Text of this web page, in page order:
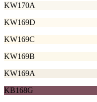
KW170A
KW169D
KW169C
KW169B
KW169A
KB168G